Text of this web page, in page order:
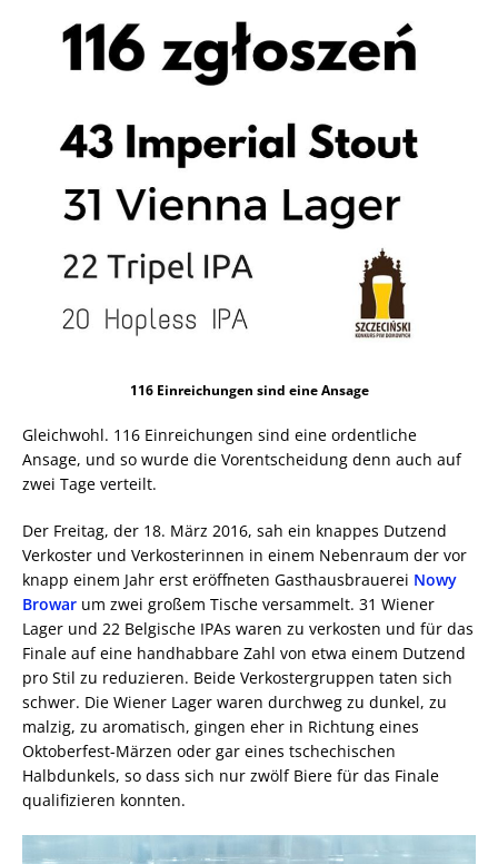
116 Einreichungen sind eine Ansage
Gleichwohl. 116 Einreichungen sind eine ordentliche
Ansage, und so wurde die Vorentscheidung denn auch auf
zwei Tage verteilt.
Der Freitag, der 18. März 2016, sah ein knappes Dutzend
Verkoster und Verkosterinnen in einem Nebenraum der vor
knapp einem Jahr erst eröffneten Gasthausbrauerei Nowy
Browar um zwei großem Tische versammelt. 31 Wiener
Lager und 22 Belgische IPAs waren zu verkosten und für das
Finale auf eine handhabbare Zahl von etwa einem Dutzend
pro Stil zu reduzieren. Beide Verkostergruppen taten sich
schwer. Die Wiener Lager waren durchweg zu dunkel, zu
malzig, zu aromatisch, gingen eher in Richtung eines
Oktoberfest-Märzen oder gar eines tschechischen
Halbdunkels, so dass sich nur zwölf Biere für das Finale
qualifizieren konnten.